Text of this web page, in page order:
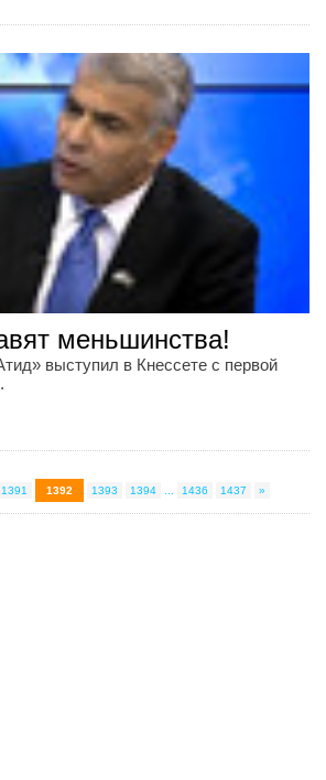
меньшинства!
выступил в Кнессете с первой
1391 1392 1393 1394 1436 1437 »